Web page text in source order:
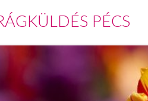
PÉCS